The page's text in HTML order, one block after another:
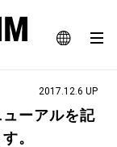
JA
EN
WEBマガジン
2017.12.6 UP
ーアルを記
。